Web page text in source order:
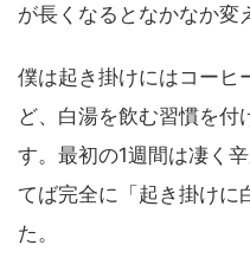
が長くなるとなかなか変
僕は起き掛けにはコーヒ
ど、白湯を飲む習慣を付
す。最初の1週間は凄く
てば完全に「起き掛けに
た。